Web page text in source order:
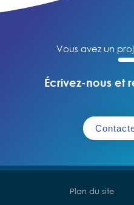
Vous avez un
Écrivez-nous et
Plan du site